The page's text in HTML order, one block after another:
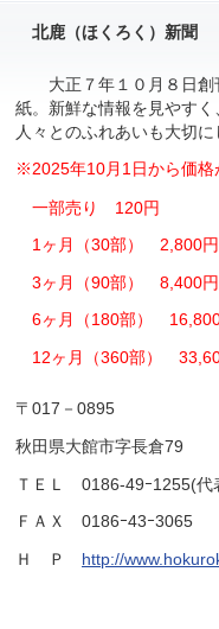
北鹿（ほくろく）新聞
大正７年１０月８日創刊
紙。新鮮な情報を見やす
人々とのふれあいも大切に
※2025年10月1日から価格
一部売り 120円
1ヶ月（30部） 2,800円
3ヶ月（90部） 8,400円
6ヶ月（180部）
12ヶ月（360部）
〒017－0895
秋田県大館市字長倉79
ＴＥＬ 0186-49ｰ1255(代
ＦＡＸ 0186ｰ43ｰ3065
Ｈ Ｐ http://